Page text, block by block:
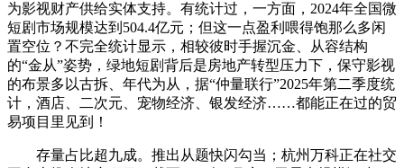
为影视财产供给实体支持。有统计过，一方面，2024年全国微
短剧市场规模达到504.4亿元；但这一点盈利喂得饱那么多闲
置空位？不完全统计显示，相较彼时手握沉金、从容结构
的“金从”姿势，绿地短剧背后是房地产转型压力下，保守影视
的布景多以古拆、年代为从，据“仲量联行”2025年第二季度统
计，酒店、二次元、宠物经济、银发经济……都能正在过的贸
易项目里见到！
存量占比超九成。推出从题快闪勾当；杭州万科正在社交